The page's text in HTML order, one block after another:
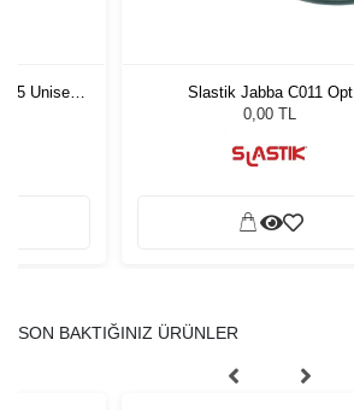
55 Unisex
Slastik Jabba C011 Opt
0,00 TL
SON BAKTIĞINIZ ÜRÜNLER